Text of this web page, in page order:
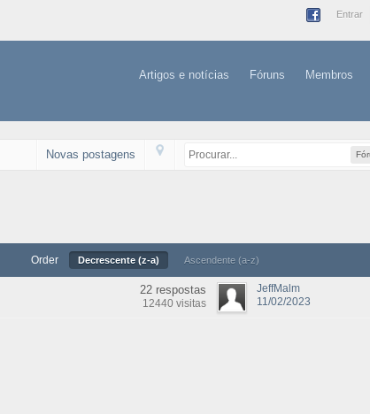
Entrar
Artigos e notícias Fóruns Membros
Novas postagens
Order Decrescente (z-a) Ascendente (a-z)
22 respostas
12440 visitas
JeffMalm
11/02/2023